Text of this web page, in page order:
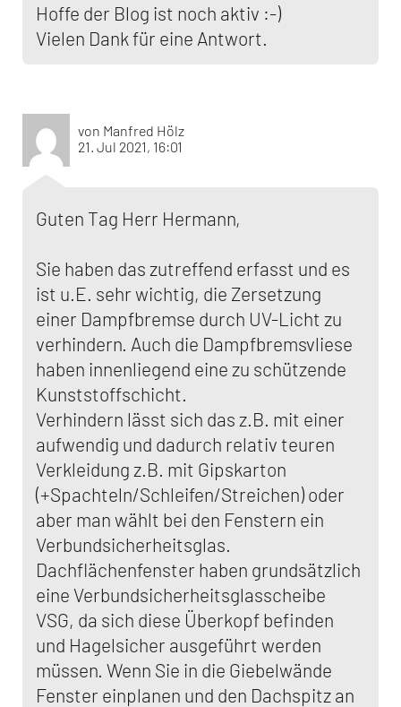
Hoffe der Blog ist noch aktiv :-)
Vielen Dank für eine Antwort.
von Manfred Hölz
21. Jul 2021, 16:01
Guten Tag Herr Hermann,
Sie haben das zutreffend erfasst und es
ist u.E. sehr wichtig, die Zersetzung
einer Dampfbremse durch UV-Licht zu
verhindern. Auch die Dampfbremsvliese
haben innenliegend eine zu schützende
Kunststoffschicht.
Verhindern lässt sich das z.B. mit einer
aufwendig und dadurch relativ teuren
Verkleidung z.B. mit Gipskarton
(+Spachteln/Schleifen/Streichen) oder
aber man wählt bei den Fenstern ein
Verbundsicherheitsglas.
Dachflächenfenster haben grundsätzlich
eine Verbundsicherheitsglasscheibe
VSG, da sich diese Überkopf befinden
und Hagelsicher ausgeführt werden
müssen. Wenn Sie in die Giebelwände
Fenster einplanen und den Dachspitz an